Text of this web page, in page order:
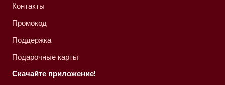
Контакты
Промокод
Поддержка
Подарочные карты
Скачайте приложение!